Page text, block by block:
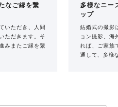
なご縁を繋
いただき、人間
ただきます。そ
みまたご縁を繋
多様なニー
ップ
結婚式の撮影
ョン撮影、海
れば、ご家族
通して、多様